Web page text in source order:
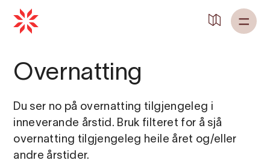
Overnatting
Du ser no på overnatting tilgjengeleg i
inneverande årstid. Bruk filteret for å sjå
overnatting tilgjengeleg heile året og/eller
andre årstider.